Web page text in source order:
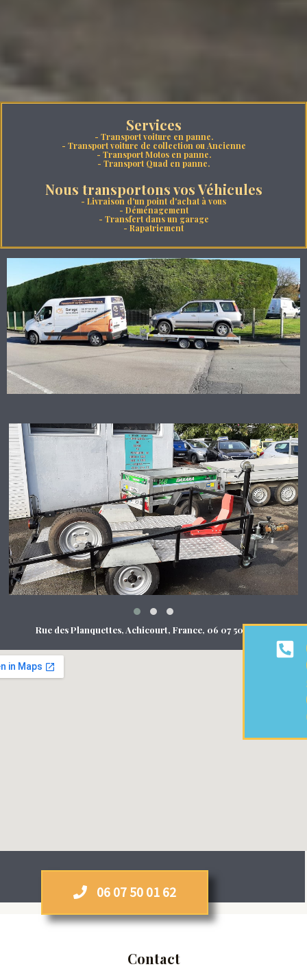
Services
- Transport voiture en panne.
- Transport voiture de collection ou Ancienne
- Transport Motos en panne.
- Transport Quad en panne.
Nous transportons vos Véhicules
- Livraison d'un point d'achat à vous
- Déménagement
- Transfert dans un garage
- Rapatriement
Rue des Planquettes, Achicourt, France, 06 07 50 01 62
06 07 50 01 62
Contact